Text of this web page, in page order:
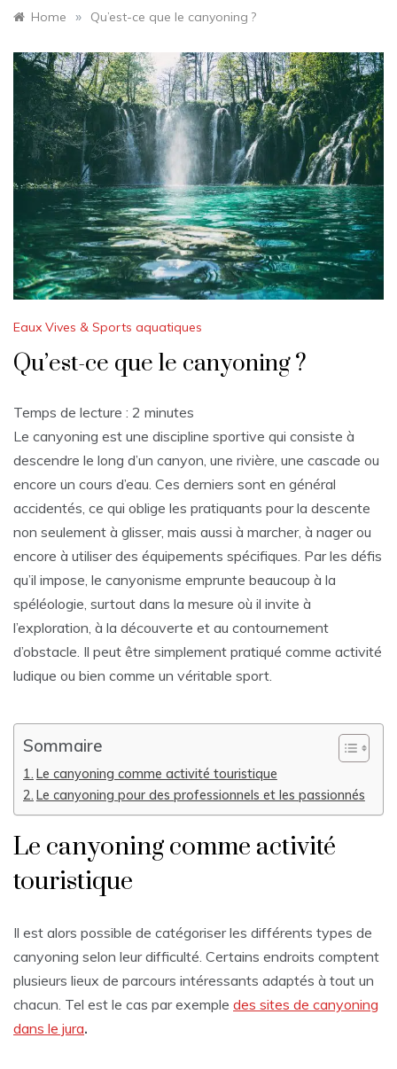
Home » Qu’est-ce que le canyoning ?
Eaux Vives & Sports aquatiques
Qu’est-ce que le canyoning ?
Temps de lecture : 2 minutes
Le canyoning est une discipline sportive qui consiste à
descendre le long d’un canyon, une rivière, une cascade ou
encore un cours d’eau. Ces derniers sont en général
accidentés, ce qui oblige les pratiquants pour la descente
non seulement à glisser, mais aussi à marcher, à nager ou
encore à utiliser des équipements spécifiques. Par les défis
qu’il impose, le canyonisme emprunte beaucoup à la
spéléologie, surtout dans la mesure où il invite à
l’exploration, à la découverte et au contournement
d’obstacle. Il peut être simplement pratiqué comme activité
ludique ou bien comme un véritable sport.
Sommaire
Le canyoning comme activité touristique
Le canyoning pour des professionnels et les passionnés
Le canyoning comme activité
touristique
Il est alors possible de catégoriser les différents types de
canyoning selon leur difficulté. Certains endroits comptent
plusieurs lieux de parcours intéressants adaptés à tout un
chacun. Tel est le cas par exemple des sites de canyoning
dans le jura.